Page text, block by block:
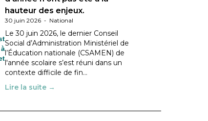
hauteur des enjeux.
30 juin 2026 - National
Le 30 juin 2026, le dernier Conseil
Social d’Administration Ministériel de
l’Éducation nationale (CSAMEN) de
l'année scolaire s’est réuni dans un
contexte difficile de fin…
Lire la suite →